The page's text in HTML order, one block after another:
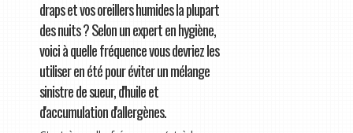
draps et vos oreillers humides la plupart
des nuits ? Selon un expert en hygiène,
voici à quelle fréquence vous devriez les
utiliser en été pour éviter un mélange
sinistre de sueur, d'huile et
d'accumulation d'allergènes.